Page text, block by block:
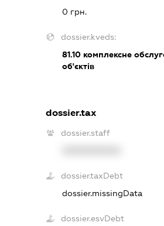
0 грн.
dossier.kveds:
81.10 комплексне
об'єктів
dossier.tax
dossier.staff
dossier.taxDebt
dossier.missingData
dossier.esvDebt